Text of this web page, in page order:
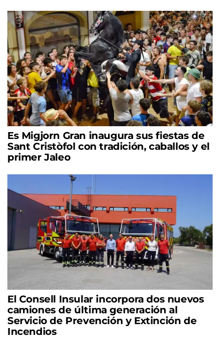
Es Migjorn Gran inaugura sus fiestas de
Sant Cristòfol con tradición, caballos y el
primer Jaleo
El Consell Insular incorpora dos nuevos
camiones de última generación al
Servicio de Prevención y Extinción de
Incendios